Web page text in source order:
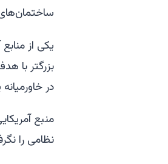
یکی از
بزرگتر با
در
منبع
نظامی را